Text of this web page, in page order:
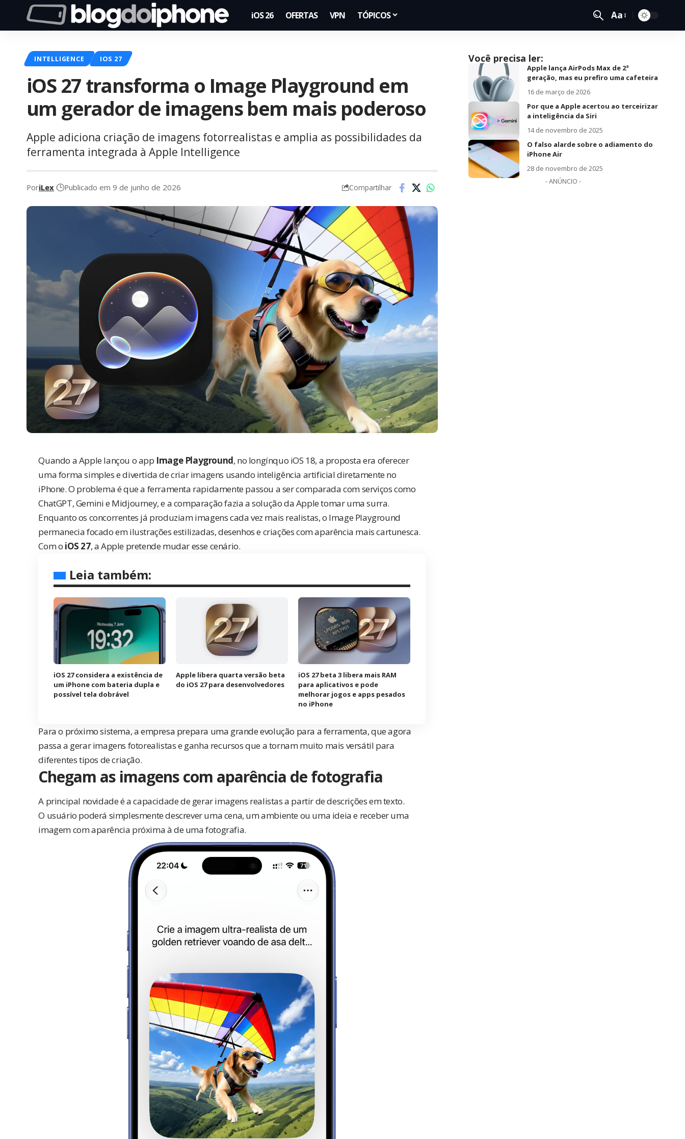
iOS 26 OFERTAS VPN TÓPICOS Aa
INTELLIGENCE IOS 27
iOS 27 transforma o Image Playground em
um gerador de imagens bem mais poderoso
Apple adiciona criação de imagens fotorrealistas e amplia as possibilidades da
ferramenta integrada à Apple Intelligence
PoriLex Publicado em 9 de junho de 2026 Compartilhar
Quando a Apple lançou o app Image Playground, no longínquo iOS 18, a proposta era oferecer
uma forma simples e divertida de criar imagens usando inteligência artificial diretamente no
iPhone. O problema é que a ferramenta rapidamente passou a ser comparada com serviços como
ChatGPT, Gemini e Midjourney, e a comparação fazia a solução da Apple tomar uma surra.
Enquanto os concorrentes já produziam imagens cada vez mais realistas, o Image Playground
permanecia focado em ilustrações estilizadas, desenhos e criações com aparência mais cartunesca.
Com o iOS 27, a Apple pretende mudar esse cenário.
Leia também:
iOS 27 considera a existência de
um iPhone com bateria dupla e
possível tela dobrável
Apple libera quarta versão beta
do iOS 27 para desenvolvedores
iOS 27 beta 3 libera mais RAM
para aplicativos e pode
melhorar jogos e apps pesados
no iPhone
Para o próximo sistema, a empresa prepara uma grande evolução para a ferramenta, que agora
passa a gerar imagens fotorealistas e ganha recursos que a tornam muito mais versátil para
diferentes tipos de criação.
Chegam as imagens com aparência de fotografia
A principal novidade é a capacidade de gerar imagens realistas a partir de descrições em texto.
O usuário poderá simplesmente descrever uma cena, um ambiente ou uma ideia e receber uma
imagem com aparência próxima à de uma fotografia.
Você precisa ler:
Apple lança AirPods Max de 2ª
geração, mas eu prefiro uma cafeteira
16 de março de 2026
Por que a Apple acertou ao terceirizar
a inteligência da Siri
14 de novembro de 2025
O falso alarde sobre o adiamento do
iPhone Air
28 de novembro de 2025
- ANÚNCIO -